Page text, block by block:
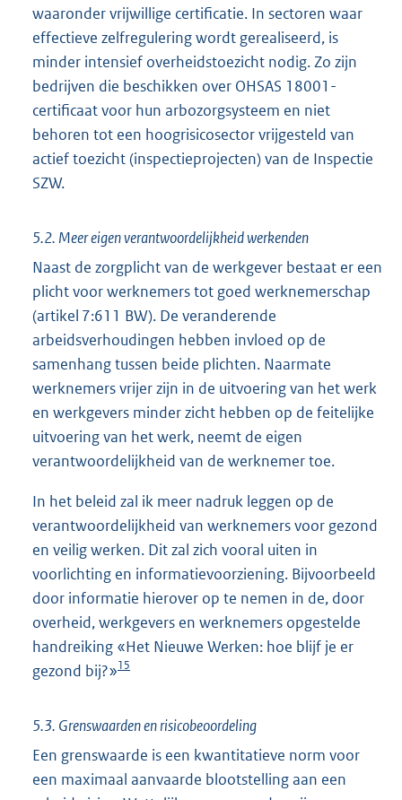
waaronder vrijwillige certificatie. In sectoren waar
effectieve zelfregulering wordt gerealiseerd, is
minder intensief overheidstoezicht nodig. Zo zijn
bedrijven die beschikken over OHSAS 18001-
certificaat voor hun arbozorgsysteem en niet
behoren tot een hoogrisicosector vrijgesteld van
actief toezicht (inspectieprojecten) van de Inspectie
SZW.
5.2. Meer eigen verantwoordelijkheid werkenden
Naast de zorgplicht van de werkgever bestaat er een
plicht voor werknemers tot goed werknemerschap
(artikel 7:611 BW). De veranderende
arbeidsverhoudingen hebben invloed op de
samenhang tussen beide plichten. Naarmate
werknemers vrijer zijn in de uitvoering van het werk
en werkgevers minder zicht hebben op de feitelijke
uitvoering van het werk, neemt de eigen
verantwoordelijkheid van de werknemer toe.
In het beleid zal ik meer nadruk leggen op de
verantwoordelijkheid van werknemers voor gezond
en veilig werken. Dit zal zich vooral uiten in
voorlichting en informatievoorziening. Bijvoorbeeld
door informatie hierover op te nemen in de, door
overheid, werkgevers en werknemers opgestelde
handreiking «Het Nieuwe Werken: hoe blijf je er
gezond bij?»15
5.3. Grenswaarden en risicobeoordeling
Een grenswaarde is een kwantitatieve norm voor
een maximaal aanvaarde blootstelling aan een